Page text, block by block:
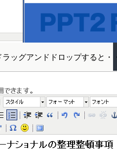
ッグアンドドロップすると・